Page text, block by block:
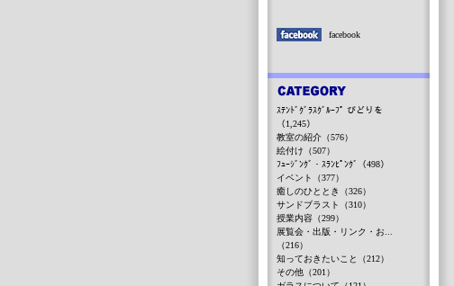
facebook
ｽﾃﾝﾄﾞｸﾞﾗｽｸﾞﾙｰﾌﾟ びどりを
（1,245）
教室の紹介（576）
絵付け（507）
ﾌｭｰｼﾞﾝｸﾞ・ｽﾗﾝﾋﾟﾝｸﾞ（498）
イベント（377）
癒しのひととき（326）
サンドブラスト（310）
授業内容（299）
展覧会・出版・リンク・お...
（216）
知っておきたいこと（212）
その他（201）